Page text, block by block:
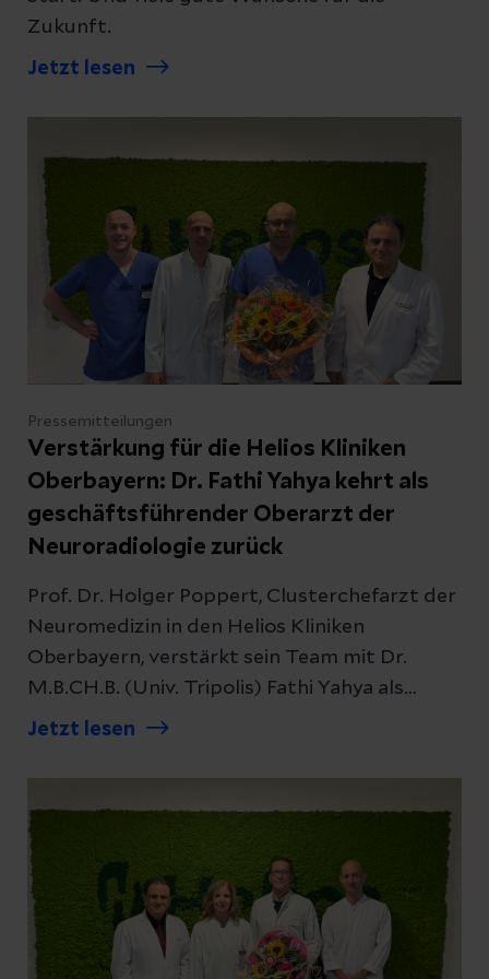
Zukunft.
Jetzt lesen
Pressemitteilungen
Verstärkung für die Helios Kliniken
Oberbayern: Dr. Fathi Yahya kehrt als
geschäftsführender Oberarzt der
Neuroradiologie zurück
Prof. Dr. Holger Poppert, Clusterchefarzt der
Neuromedizin in den Helios Kliniken
Oberbayern, verstärkt sein Team mit Dr.
M.B.CH.B. (Univ. Tripolis) Fathi Yahya als
geschäftsführenden Oberarzt in der
standortübergreifende Zusammenarbeit
zwischen den Fachbereichen der Neurologie
und Neuroradiologie weiter ausgebaut – ein
Gewinn für die gesamte Region.
Jetzt lesen